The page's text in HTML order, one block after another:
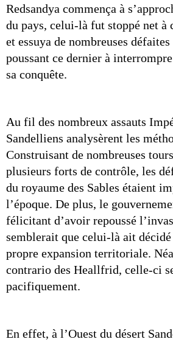
Redsandya commença à
du pays, celui-là fut stoppé net à
et essuya de nombreuses
poussant ce dernier à
sa conquête.
Au fil des nombreux assauts
Sandelliens analysèrent les
Construisant de nombreuses
plusieurs forts de contrôle, les
du royaume des Sables étaient
l’époque. De plus, le
félicitant d’avoir repoussé
semblerait que celui-là ait décidé
propre expansion territoriale.
contrario des Heallfrid, celle-ci
pacifiquement.
En effet, à l’Ouest du désert